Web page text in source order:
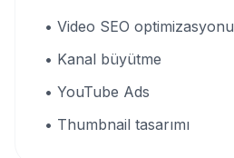
• Video SEO optimizasyonu
• Kanal büyütme
• YouTube Ads
• Thumbnail tasarımı